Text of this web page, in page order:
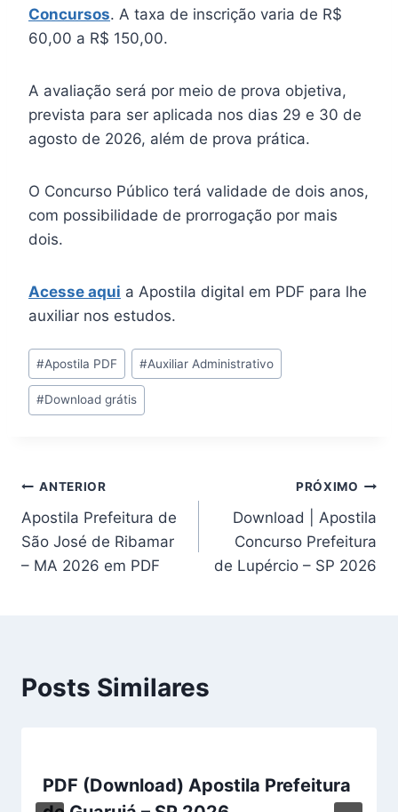
Concursos. A taxa de inscrição varia de R$
60,00 a R$ 150,00.
A avaliação será por meio de prova objetiva,
prevista para ser aplicada nos dias 29 e 30 de
agosto de 2026, além de prova prática.
O Concurso Público terá validade de dois anos,
com possibilidade de prorrogação por mais
dois.
Acesse aqui a Apostila digital em PDF para lhe
auxiliar nos estudos.
Tags
do
Post:
#Apostila PDF #Auxiliar Administrativo
#Download grátis
Navegação
de
Post
ANTERIOR
Apostila Prefeitura de
São José de Ribamar
– MA 2026 em PDF
PRÓXIMO
Download | Apostila
Concurso Prefeitura
de Lupércio – SP 2026
Posts Similares
PDF (Download) Apostila Prefeitura